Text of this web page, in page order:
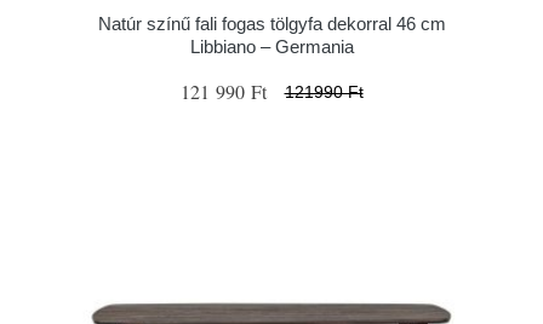
Natúr színű fali fogas tölgyfa dekorral 46 cm
Libbiano – Germania
121 990 Ft 121990 Ft